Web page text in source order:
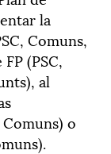
la
Comuns,
(PSC,
al
o